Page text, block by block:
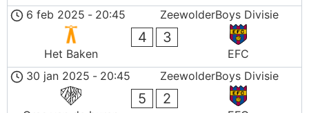
ZeewolderBoys Divisie
6 feb 2025 - 20:45
Het Baken
4 3
EFC
ZeewolderBoys Divisie
30 jan 2025 - 20:45
5 2